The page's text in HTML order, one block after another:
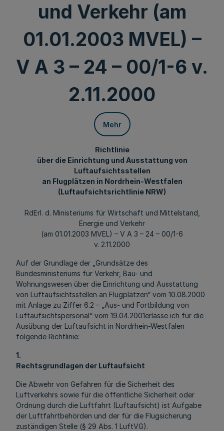
und Verkehr (am
01.01.2003 MVEL) –
V A 3 – 24 – 00/1-6 v.
2.11.2000
Mehr
Richtlinie
über die Einrichtung und Ausstattung von
Luftaufsichtsstellen
an Flugplätzen in Nordrhein-Westfalen
(Luftaufsichtsrichtlinie NRW)
RdErl. d. Ministeriums für Wirtschaft und Mittelstand,
Energie und Verkehr
(am 01.01.2003 MVEL) – V A 3 – 24 – 00/1-6
v. 2.11.2000
Auf der Grundlage der „Grundsätze des
Bundesministeriums für Verkehr, Bau- und
Wohnungswesen über die Einrichtung und Ausstattung
von Luftaufsichtsstellen an Flugplätzen“ vom 10.08.2000
mit Anlage zu Ziffer 6.2 – „Aus- und Fortbildung von
Luftaufsichtspersonal“ vom 19.04.2001erlasse ich für die
Ausübung der Luftaufsicht in Nordrhein-Westfalen
folgende Richtlinie:
1.
Rechtsgrundlagen der Luftaufsicht
Die Abwehr von Gefahren für die Sicherheit des
Luftverkehrs sowie für die öffentliche Sicherheit oder
Ordnung durch die Luftfahrt (Luftaufsicht) ist Aufgabe
der Luftfahrtbehörden und der für die Flugsicherung
zuständigen Stelle (§ 29 Abs. 1 LuftVG).